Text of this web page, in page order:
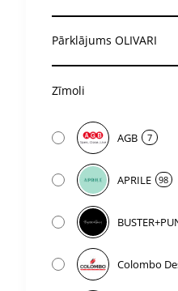
Pārklājums OLIVARI
Zīmoli
AGB 7
APRILE 98
Colombo